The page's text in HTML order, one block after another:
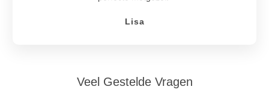
Lisa
Veel Gestelde Vragen